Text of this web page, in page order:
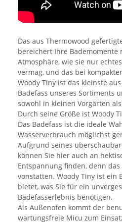
Das aus Thermowood
bereichert Ihre
Atmosphäre, wie sie nur
vermag, und das bei
Woody Tiny ist das kleinste
Badefass unseres Sortiments
sowohl in kleinen Vorgärten
Durch seine Größe ist Woody
Das Badefass ist die ideale
Wasserverbrauch möglichst
Aufgrund seines
können Sie hier auch an
Entspannung finden, denn
vonstatten. Woody Tiny ist ein
bietet, was Sie für ein
Badefasserlebnis benötigen.
Als Außenofen kommt der
wartungsfreie Micu zum